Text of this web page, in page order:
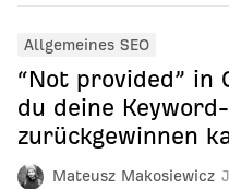
Mateusz Makosiewicz
Allgemeines SEO
“Not provided” in
du deine
zurückgewinnen